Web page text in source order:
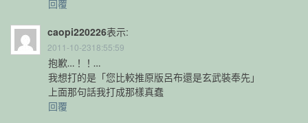
回覆
caopi220226表示:
2011-10-2318:55:59
抱歉…！！…
我想打的是「您比較推原版呂布還是玄武裝奉先」
上面那句話我打成那樣真蠢
回覆